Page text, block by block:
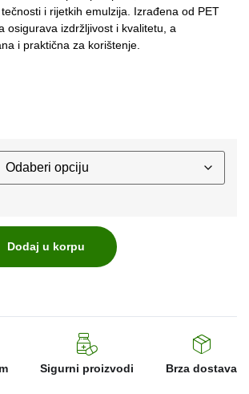
i rijetkih emulzija. Izrađena od PET
osigurava izdržljivost i kvalitetu, a
i praktična za korištenje.
Dodaj u korpu
Sigurni proizvodi Brza dostava